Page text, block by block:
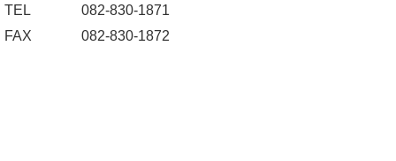
TEL
082-830-1871
FAX
082-830-1872